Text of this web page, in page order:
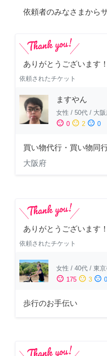
依頼者のみなさまから
ありがとうございます！
依頼されたチケット
ますやん
女性 / 50代 / 大
sentiment_satisfied 0 sentiment_neutral 2 sentiment_dissatisfied 0
買い物代行・買い物同
大阪府
ありがとうございます！
依頼されたチケット
女性 / 40代 / 東
sentiment_satisfied 175 sentiment_neutral 3 sentiment_dissatisfied 0
歩行のお手伝い